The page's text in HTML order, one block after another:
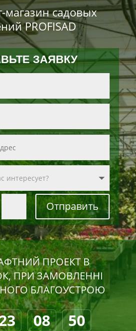
магазин садовых
PROFISAD
ЗАЯВКУ
Отправить
ПРОЕКТ В
ПРИ ЗАМОВЛЕННІ
БЛАГОУСТРОЮ
08 49